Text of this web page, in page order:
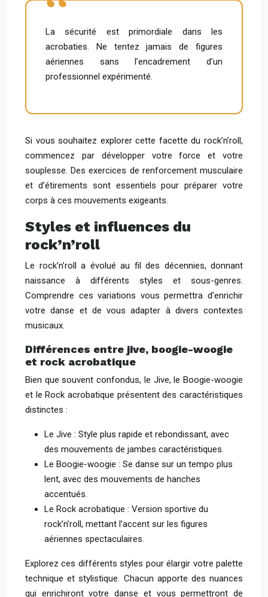
La sécurité est primordiale dans les
acrobaties. Ne tentez jamais de figures
aériennes sans l’encadrement d’un
professionnel expérimenté.
Si vous souhaitez explorer cette facette du rock’n’roll,
commencez par développer votre force et votre
souplesse. Des exercices de renforcement musculaire
et d’étirements sont essentiels pour préparer votre
corps à ces mouvements exigeants.
Styles et influences du
rock’n’roll
Le rock’n’roll a évolué au fil des décennies, donnant
naissance à différents styles et sous-genres.
Comprendre ces variations vous permettra d’enrichir
votre danse et de vous adapter à divers contextes
musicaux.
Différences entre jive, boogie-woogie
et rock acrobatique
Bien que souvent confondus, le Jive, le Boogie-woogie
et le Rock acrobatique présentent des caractéristiques
distinctes :
Le Jive : Style plus rapide et rebondissant, avec
des mouvements de jambes caractéristiques.
Le Boogie-woogie : Se danse sur un tempo plus
lent, avec des mouvements de hanches
accentués.
Le Rock acrobatique : Version sportive du
rock’n’roll, mettant l’accent sur les figures
aériennes spectaculaires.
Explorez ces différents styles pour élargir votre palette
technique et stylistique. Chacun apporte des nuances
qui enrichiront votre danse et vous permettront de